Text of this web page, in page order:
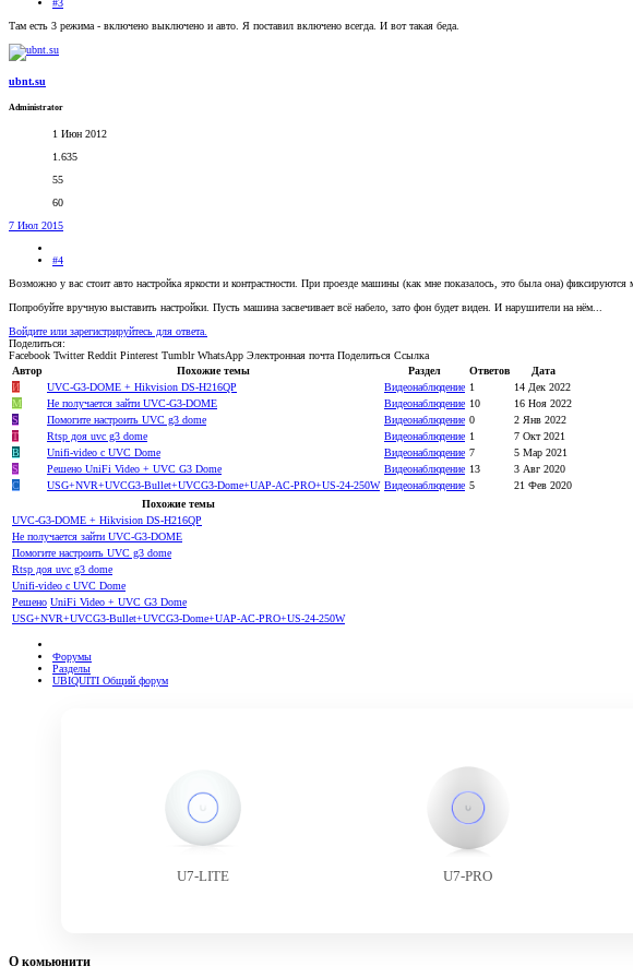
Там есть 3 режима - включено выключено и авто. Я поставил включено всегда. И вот такая беда.
ubnt.su
Administrator
1 Июн 2012
1.635
55
60
7 Июл 2015
#4
Возможно у вас стоит авто настройка яркости и контрастности. При проезде машины (как мне показалось, это была она)
Попробуйте вручную выставить настройки. Пусть машина засвечивает всё набело, зато фон будет виден. И нарушители на нём...
Войдите или зарегистрируйтесь для ответа.
Поделиться:
Facebook Twitter Reddit Pinterest Tumblr WhatsApp Электронная почта Поделиться Ссылка
Автор
Похожие темы Раздел Ответов
Дата
И
UVC-G3-DOME + Hikvision DS-H216QP Видеонаблюдение 1
14 Дек 2022
M
Не получается зайти UVC-G3-DOME Видеонаблюдение 10
16 Ноя 2022
S
Помогите настроить UVC g3 dome Видеонаблюдение 0
2 Янв 2022
T
Rtsp доя uvc g3 dome Видеонаблюдение 1
7 Окт 2021
B
Unifi-video c UVC Dome Видеонаблюдение 7
5 Мар 2021
S
Решено UniFi Video + UVC G3 Dome Видеонаблюдение 13
3 Авг 2020
C
USG+NVR+UVCG3-Bullet+UVCG3-Dome+UAP-AC-PRO+US-24-250W Видеонаблюдение 5
21 Фев 2020
Похожие темы
UVC-G3-DOME + Hikvision DS-H216QP
Не получается зайти UVC-G3-DOME
Помогите настроить UVC g3 dome
Rtsp доя uvc g3 dome
Unifi-video c UVC Dome
Решено UniFi Video + UVC G3 Dome
USG+NVR+UVCG3-Bullet+UVCG3-Dome+UAP-AC-PRO+US-24-250W
Форумы
Разделы
UBIQUITI Общий форум
U7-LITE U7-PRO
О комьюнити